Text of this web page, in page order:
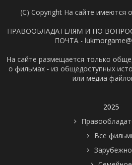
(C) Copyright На сайте имеются
ПРАВООБЛАДАТЕЛЯМ И ПО
ПОЧТА -
На сайте размещается только
о фильмах - из общедоступных
или медиа
2025
Все